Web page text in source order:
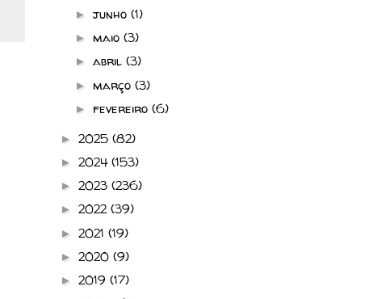
► junho (1)
► maio (3)
► abril (3)
► março (3)
► fevereiro (6)
► 2025 (82)
► 2024(153)
► 2023 (236)
► 2022(39)
► 2021 (19)
► 2020 (9)
► 2019 (17)